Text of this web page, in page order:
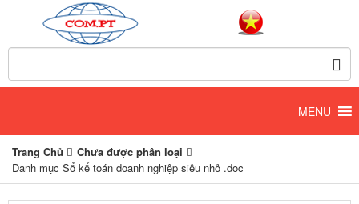
Trang Chủ
Chưa được phân loại
Danh mục Sổ kế toán doanh nghiệp siêu nhỏ .doc